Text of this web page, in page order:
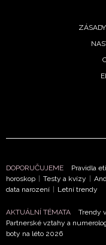
DOPORUČUJEME Pravidla
horoskop | Testy a kvízy |
data narození | Letní trendy
AKTUÁLNÍ TÉMATA Trendy
Partnerské vztahy a
boty na léto 2026